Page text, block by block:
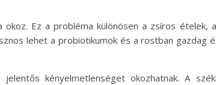
Ez a probléma különösen a zsíros ételek,
lehet a probiotikumok és a rostban gazdag
kényelmetlenséget okozhatnak. A